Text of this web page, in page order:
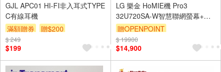
GJL APC01 HI-FI非入耳式TYPE
C有線耳機
滿額贈券
贈$200
$ 249
$199
LG 樂金 HoMIE機 Pro3
32U720SA-W智慧聯網螢幕+移
動支架組合(32
型/webOS/AirPlay2/IOT操控)
贈OPENPOINT
$ 19900
$14,900